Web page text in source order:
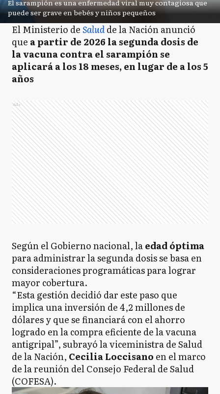
El sarampión es una enfermedad viral muy contagiosa que
puede ser grave en bebés y niños pequeños
El Ministerio deSaludde la Nación anunció
que a partir de 2026 la segunda dosis de
la vacuna contra el sarampión se
aplicará a los 18 meses, en lugar de a los 5
años
Ads
Según el Gobierno nacional, laedad óptima
para administrar la segunda dosis se basa en
consideraciones programáticas para lograr
mayor cobertura.
“Esta gestión decidió dar este paso que
implica una inversión de 4,2 millones de
dólares y que se financiará con el ahorro
logrado en la compra eficiente de la vacuna
antigripal”, subrayó la viceministra de Salud
de la Nación, Cecilia Loccisano en el marco
de la reunión del Consejo Federal de Salud
(COFESA).